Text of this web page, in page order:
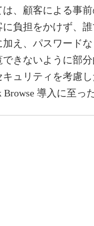
、顧客による事
負担をかけず、
え、パスワード
きないように部
ュリティを考慮
Browse 導入に至っ